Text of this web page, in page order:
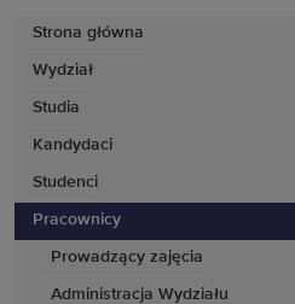
Strona główna
Wydział
Studia
Kandydaci
Studenci
Pracownicy
Prowadzący zajęcia
Administracja Wydziału